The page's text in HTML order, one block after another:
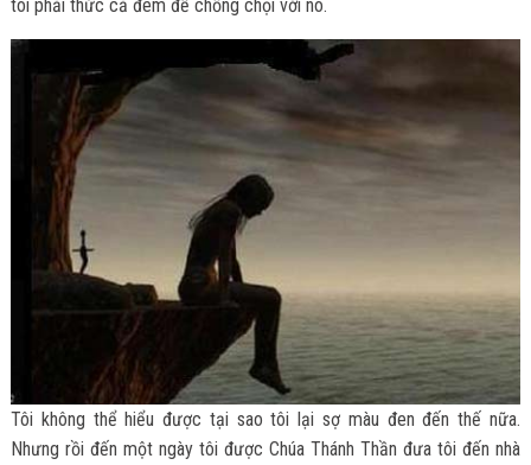
tôi phải thức cả đêm để chống chọi với nó.
Tôi không thể hiểu được tại sao tôi lại sợ màu đen đến thế nữa.
Nhưng rồi đến một ngày tôi được Chúa Thánh Thần đưa tôi đến nhà